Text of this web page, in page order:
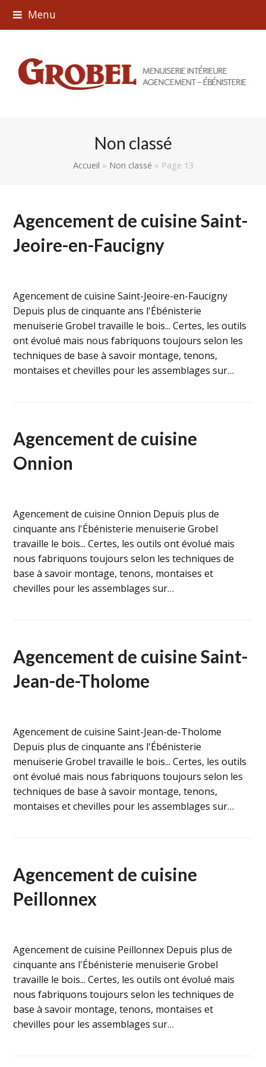
Menu
Non classé
Accueil » Non classé » Page 13
Agencement de cuisine Saint-
Jeoire-en-Faucigny
Agencement de cuisine Saint-Jeoire-en-Faucigny
Depuis plus de cinquante ans l'Ébénisterie
menuiserie Grobel travaille le bois... Certes, les outils
ont évolué mais nous fabriquons toujours selon les
techniques de base à savoir montage, tenons,
montaises et chevilles pour les assemblages sur…
Agencement de cuisine
Onnion
Agencement de cuisine Onnion Depuis plus de
cinquante ans l'Ébénisterie menuiserie Grobel
travaille le bois... Certes, les outils ont évolué mais
nous fabriquons toujours selon les techniques de
base à savoir montage, tenons, montaises et
chevilles pour les assemblages sur…
Agencement de cuisine Saint-
Jean-de-Tholome
Agencement de cuisine Saint-Jean-de-Tholome
Depuis plus de cinquante ans l'Ébénisterie
menuiserie Grobel travaille le bois... Certes, les outils
ont évolué mais nous fabriquons toujours selon les
techniques de base à savoir montage, tenons,
montaises et chevilles pour les assemblages sur…
Agencement de cuisine
Peillonnex
Agencement de cuisine Peillonnex Depuis plus de
cinquante ans l'Ébénisterie menuiserie Grobel
travaille le bois... Certes, les outils ont évolué mais
nous fabriquons toujours selon les techniques de
base à savoir montage, tenons, montaises et
chevilles pour les assemblages sur…